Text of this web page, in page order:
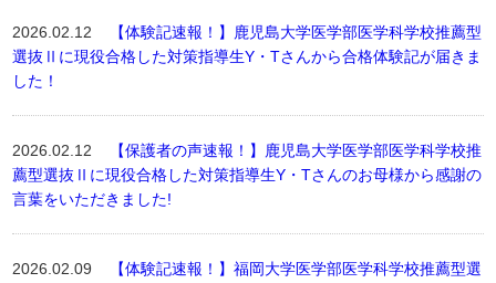
2026.02.12
【体験記速報！】鹿児島大学医学部医学科学校推薦型
選抜Ⅱに現役合格した対策指導生Y・Tさんから合格体験記が届きま
した！
2026.02.12
【保護者の声速報！】鹿児島大学医学部医学科学校推
薦型選抜Ⅱに現役合格した対策指導生Y・Tさんのお母様から感謝の
言葉をいただきました!
2026.02.09
【体験記速報！】福岡大学医学部医学科学校推薦型選